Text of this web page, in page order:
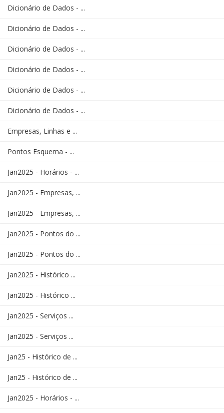
Dicionário de Dados - ...
Dicionário de Dados - ...
Dicionário de Dados - ...
Dicionário de Dados - ...
Dicionário de Dados - ...
Dicionário de Dados - ...
Empresas, Linhas e ...
Pontos Esquema - ...
Jan2025 - Horários - ...
Jan2025 - Empresas, ...
Jan2025 - Empresas, ...
Jan2025 - Pontos do ...
Jan2025 - Pontos do ...
Jan2025 - Histórico ...
Jan2025 - Histórico ...
Jan2025 - Serviços ...
Jan2025 - Serviços ...
Jan25 - Histórico de ...
Jan25 - Histórico de ...
Jan2025 - Horários - ...